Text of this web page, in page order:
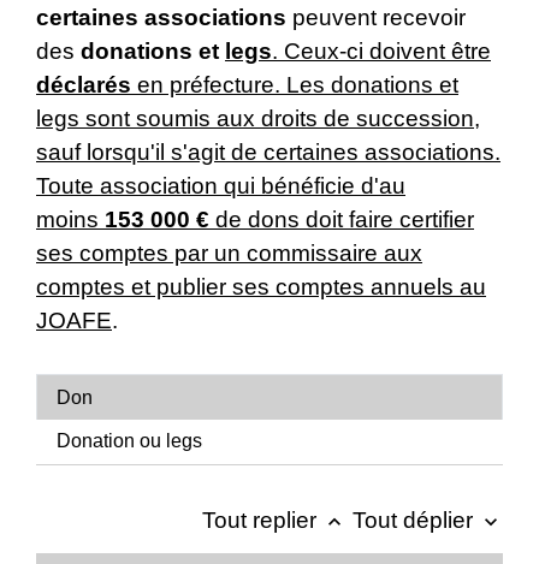
certaines associations peuvent recevoir
des donations et legs. Ceux-ci doivent être
déclarés en préfecture. Les donations et
legs sont soumis aux droits de succession,
sauf lorsqu'il s'agit de certaines associations.
Toute association qui bénéficie d'au
moins 153 000 € de dons doit faire certifier
ses comptes par un commissaire aux
comptes et publier ses comptes annuels au
JOAFE.
Don
Donation ou legs
Tout replier keyboard_arrow_up Tout déplier keyboard_arrow_down